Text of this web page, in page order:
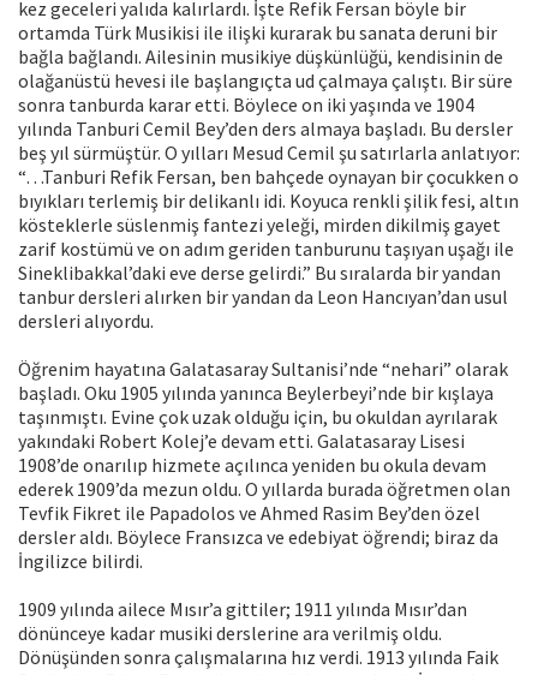
kez geceleri yalıda kalırlardı. İşte Refik Fersan böyle bir
ortamda Türk Musikisi ile ilişki kurarak bu sanata deruni bir
bağla bağlandı. Ailesinin musikiye düşkünlüğü, kendisinin de
olağanüstü hevesi ile başlangıçta ud çalmaya çalıştı. Bir süre
sonra tanburda karar etti. Böylece on iki yaşında ve 1904
yılında Tanburi Cemil Bey’den ders almaya başladı. Bu dersler
beş yıl sürmüştür. O yılları Mesud Cemil şu satırlarla anlatıyor:
“…Tanburi Refik Fersan, ben bahçede oynayan bir çocukken o
bıyıkları terlemiş bir delikanlı idi. Koyuca renkli şilik fesi, altın
kösteklerle süslenmiş fantezi yeleği, mirden dikilmiş gayet
zarif kostümü ve on adım geriden tanburunu taşıyan uşağı ile
Sineklibakkal’daki eve derse gelirdi.” Bu sıralarda bir yandan
tanbur dersleri alırken bir yandan da Leon Hancıyan’dan usul
dersleri alıyordu.
Öğrenim hayatına Galatasaray Sultanisi’nde “nehari” olarak
başladı. Oku 1905 yılında yanınca Beylerbeyi’nde bir kışlaya
taşınmıştı. Evine çok uzak olduğu için, bu okuldan ayrılarak
yakındaki Robert Kolej’e devam etti. Galatasaray Lisesi
1908’de onarılıp hizmete açılınca yeniden bu okula devam
ederek 1909’da mezun oldu. O yıllarda burada öğretmen olan
Tevfik Fikret ile Papadolos ve Ahmed Rasim Bey’den özel
dersler aldı. Böylece Fransızca ve edebiyat öğrendi; biraz da
İngilizce bilirdi.
1909 yılında ailece Mısır’a gittiler; 1911 yılında Mısır’dan
dönünceye kadar musiki derslerine ara verilmiş oldu.
Dönüşünden sonra çalışmalarına hız verdi. 1913 yılında Faik